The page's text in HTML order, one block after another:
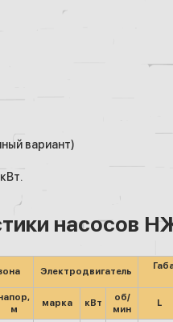
вариант)
насосов
Электродвигатель
м
марка кВт
об/
мин
L